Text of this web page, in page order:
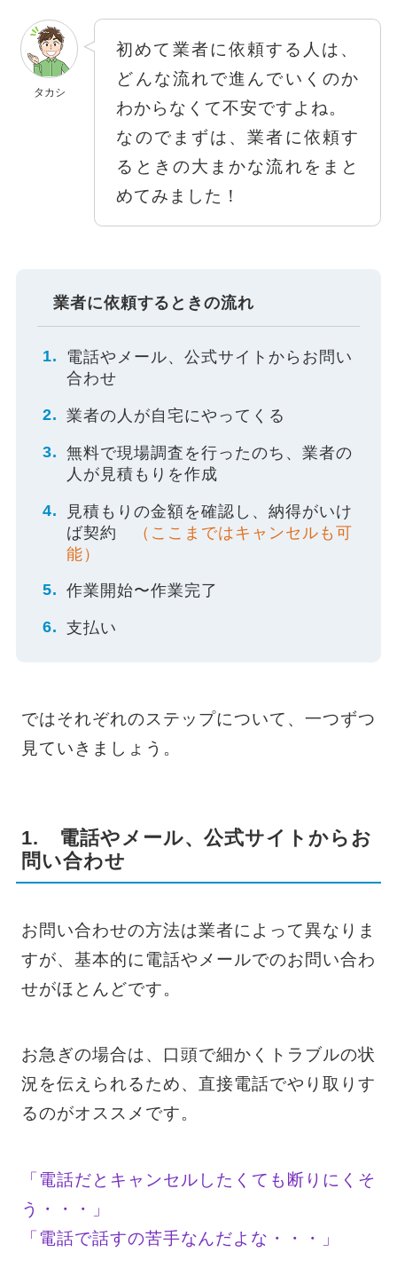
タカシ
初めて業者に依頼する人は、
どんな流れで進んでいくのか
わからなくて不安ですよね。
なのでまずは、業者に依頼す
るときの大まかな流れをまと
めてみました！
業者に依頼するときの流れ
電話やメール、公式サイトからお問い
合わせ
業者の人が自宅にやってくる
無料で現場調査を行ったのち、業者の
人が見積もりを作成
見積もりの金額を確認し、納得がいけ
ば契約
（ここまではキャンセルも可
能）
作業開始〜作業完了
支払い
ではそれぞれのステップについて、一つずつ
見ていきましょう。
1. 電話やメール、公式サイトからお
問い合わせ
お問い合わせの方法は業者によって異なりま
すが、基本的に電話やメールでのお問い合わ
せがほとんどです。
お急ぎの場合は、口頭で細かくトラブルの状
況を伝えられるため、直接電話でやり取りす
るのがオススメです。
「電話だとキャンセルしたくても断りにくそ
う・・・」
「電話で話すの苦手なんだよな・・・」